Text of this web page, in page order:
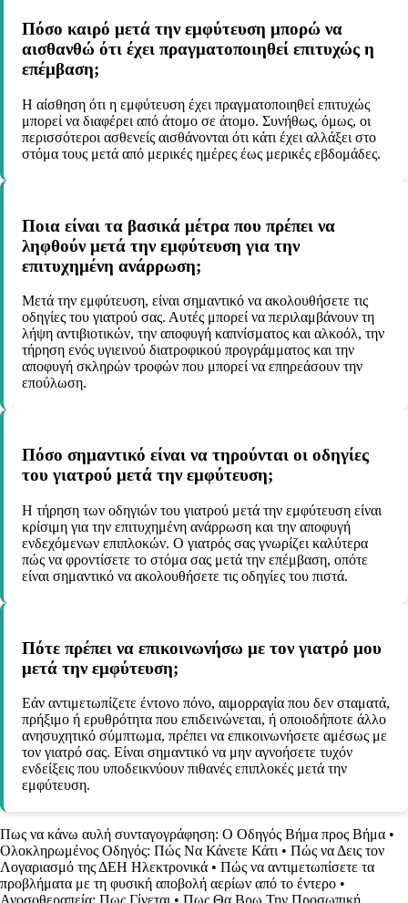
Πόσο καιρό μετά την εμφύτευση μπορώ να
αισθανθώ ότι έχει πραγματοποιηθεί επιτυχώς η
επέμβαση;
Η αίσθηση ότι η εμφύτευση έχει πραγματοποιηθεί επιτυχώς
μπορεί να διαφέρει από άτομο σε άτομο. Συνήθως, όμως, οι
περισσότεροι ασθενείς αισθάνονται ότι κάτι έχει αλλάξει στο
στόμα τους μετά από μερικές ημέρες έως μερικές εβδομάδες.
Ποια είναι τα βασικά μέτρα που πρέπει να
ληφθούν μετά την εμφύτευση για την
επιτυχημένη ανάρρωση;
Μετά την εμφύτευση, είναι σημαντικό να ακολουθήσετε τις
οδηγίες του γιατρού σας. Αυτές μπορεί να περιλαμβάνουν τη
λήψη αντιβιοτικών, την αποφυγή καπνίσματος και αλκοόλ, την
τήρηση ενός υγιεινού διατροφικού προγράμματος και την
αποφυγή σκληρών τροφών που μπορεί να επηρεάσουν την
επούλωση.
Πόσο σημαντικό είναι να τηρούνται οι οδηγίες
του γιατρού μετά την εμφύτευση;
Η τήρηση των οδηγιών του γιατρού μετά την εμφύτευση είναι
κρίσιμη για την επιτυχημένη ανάρρωση και την αποφυγή
ενδεχόμενων επιπλοκών. Ο γιατρός σας γνωρίζει καλύτερα
πώς να φροντίσετε το στόμα σας μετά την επέμβαση, οπότε
είναι σημαντικό να ακολουθήσετε τις οδηγίες του πιστά.
Πότε πρέπει να επικοινωνήσω με τον γιατρό μου
μετά την εμφύτευση;
Εάν αντιμετωπίζετε έντονο πόνο, αιμορραγία που δεν σταματά,
πρήξιμο ή ερυθρότητα που επιδεινώνεται, ή οποιοδήποτε άλλο
ανησυχητικό σύμπτωμα, πρέπει να επικοινωνήσετε αμέσως με
τον γιατρό σας. Είναι σημαντικό να μην αγνοήσετε τυχόν
ενδείξεις που υποδεικνύουν πιθανές επιπλοκές μετά την
εμφύτευση.
Πως να κάνω αυλή συνταγογράφηση: Ο Οδηγός Βήμα προς Βήμα •
Ολοκληρωμένος Οδηγός: Πώς Να Κάνετε Κάτι • Πώς να Δεις τον
Λογαριασμό της ΔΕΗ Ηλεκτρονικά • Πώς να αντιμετωπίσετε τα
προβλήματα με τη φυσική αποβολή αερίων από το έντερο •